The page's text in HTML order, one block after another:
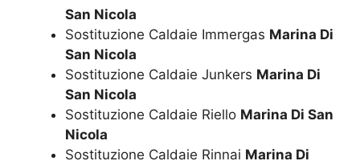
San Nicola
Sostituzione Caldaie Immergas Marina Di
San Nicola
Sostituzione Caldaie Junkers Marina Di
San Nicola
Sostituzione Caldaie Riello Marina Di San
Nicola
Sostituzione Caldaie Rinnai Marina Di